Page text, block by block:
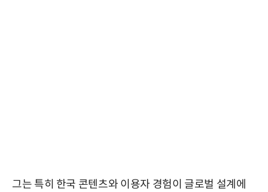
그는 특히 한국 콘텐츠와 이용자 경험이 글로벌 설계에